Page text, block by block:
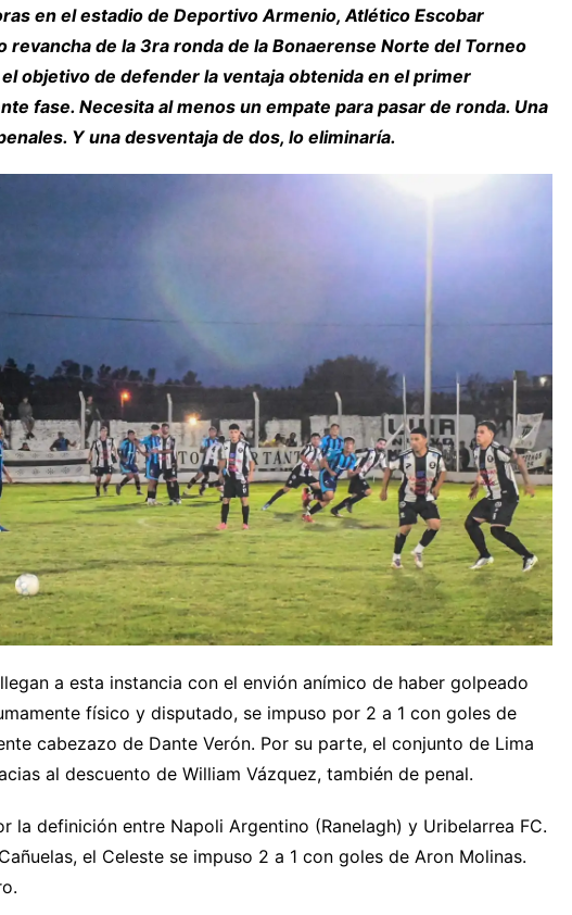
en el estadio de Deportivo Armenio, Atlético Escobar
revancha de la 3ra ronda de la Bonaerense Norte del Torneo
objetivo de defender la ventaja obtenida en el primer
fase. Necesita al menos un empate para pasar de ronda. Una
Y una desventaja de dos, lo eliminaría.
a esta instancia con el envión anímico de haber golpeado
físico y disputado, se impuso por 2 a 1 con goles de
cabezazo de Dante Verón. Por su parte, el conjunto de Lima
al descuento de William Vázquez, también de penal.
la definición entre Napoli Argentino (Ranelagh) y Uribelarrea FC.
el Celeste se impuso 2 a 1 con goles de Aron Molinas.